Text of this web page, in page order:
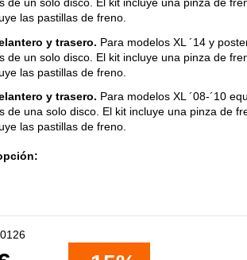
de un solo disco. El kit incluye una pinza de
las pastillas de freno.
y trasero. Para modelos XL ´14 y
de un solo disco. El kit incluye una pinza de
las pastillas de freno.
y trasero. Para modelos XL ´08-´10
de una solo disco. El kit incluye una pinza de
las pastillas de freno.